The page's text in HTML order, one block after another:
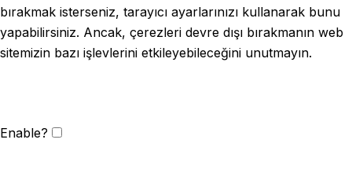
bırakmak isterseniz, tarayıcı ayarlarınızı kullanarak bunu
yapabilirsiniz. Ancak, çerezleri devre dışı bırakmanın web
sitemizin bazı işlevlerini etkileyebileceğini unutmayın.
Enable?